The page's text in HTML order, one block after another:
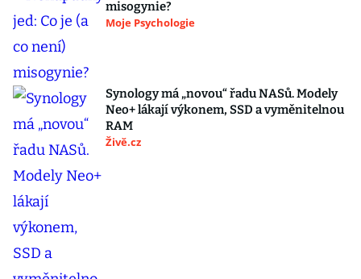
misogynie?
Moje Psychologie
Synology má „novou“ řadu NASů. Modely
Neo+ lákají výkonem, SSD a vyměnitelnou
RAM
Živě.cz